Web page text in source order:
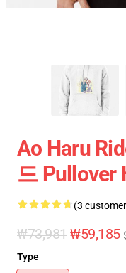
Ao Haru
드 Pullover
(3
₩73,981 ₩59,185
Type